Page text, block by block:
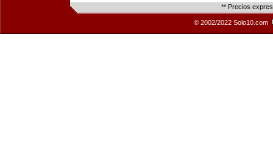
** Precios
© 2002/2022 Solo10.com